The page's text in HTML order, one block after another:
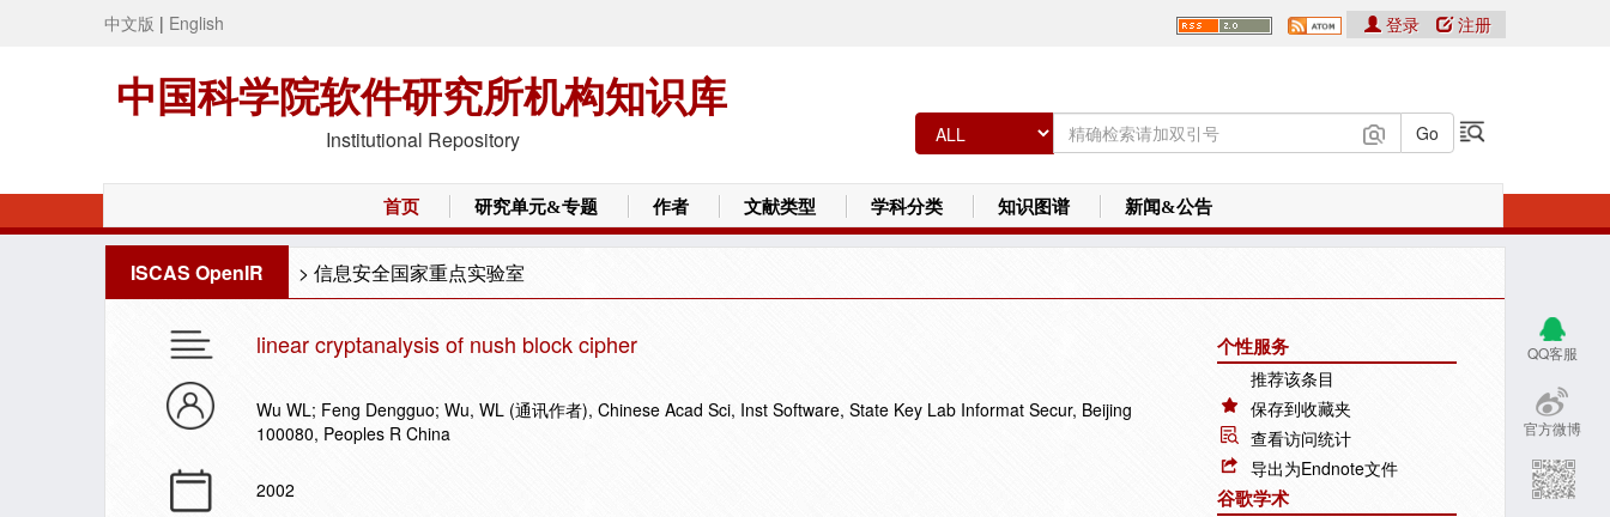
中文版 | English
中国科学院软件研究所机构知识库
Institutional Repository
登录 注册
首页 研究单元&专题 作者 文献类型 学科分类 知识图谱 新闻&公告
ISCAS OpenIR > 信息安全国家重点实验室
QQ客服
官方微博
linear cryptanalysis of nush block cipher
Wu WL; Feng Dengguo; Wu, WL (通讯作者), Chinese Acad Sci, Inst Software, State Key Lab Informat Secur, Beijing
100080, Peoples R China
2002
个性服务
推荐该条目
保存到收藏夹
查看访问统计
导出为Endnote文件
谷歌学术